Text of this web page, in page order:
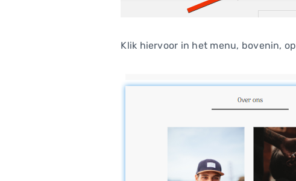
Klik hiervoor in het menu, bovenin, op